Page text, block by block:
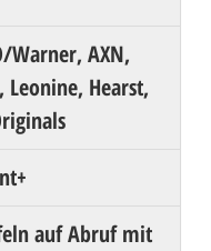
Warner, AXN,
Leonine, Hearst,
auf Abruf mit